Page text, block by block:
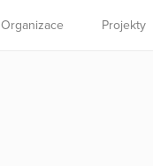
Organizace Projekty